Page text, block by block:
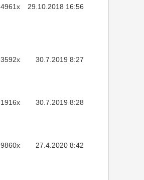
4961x 29.10.2018 16:56
3592x 30.7.2019 8:27
1916x 30.7.2019 8:28
9860x 27.4.2020 8:42